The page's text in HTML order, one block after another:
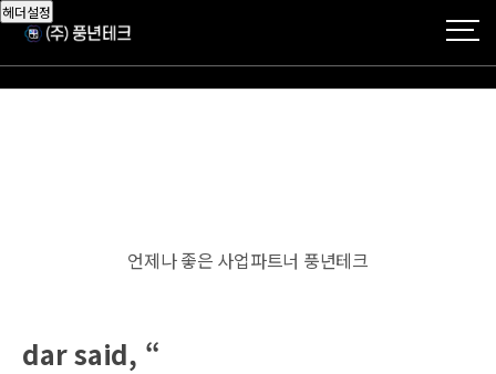
헤더설정
언제나 좋은 사업파트너 풍년테크
dar said, “